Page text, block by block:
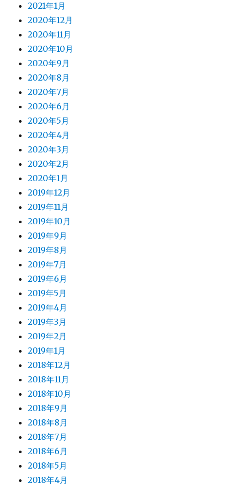
2021年1月
2020年12月
2020年11月
2020年10月
2020年9月
2020年8月
2020年7月
2020年6月
2020年5月
2020年4月
2020年3月
2020年2月
2020年1月
2019年12月
2019年11月
2019年10月
2019年9月
2019年8月
2019年7月
2019年6月
2019年5月
2019年4月
2019年3月
2019年2月
2019年1月
2018年12月
2018年11月
2018年10月
2018年9月
2018年8月
2018年7月
2018年6月
2018年5月
2018年4月